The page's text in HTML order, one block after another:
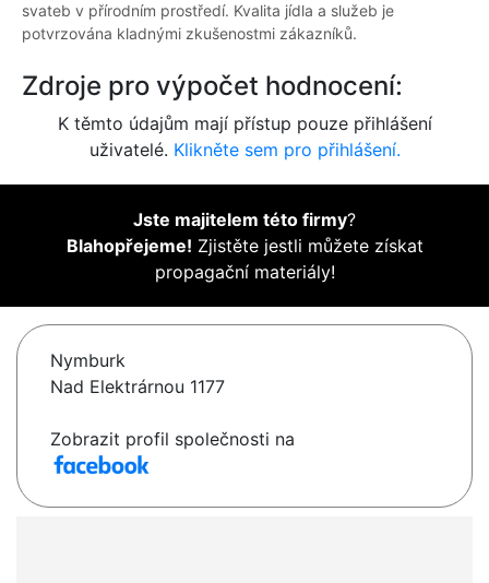
svateb v přírodním prostředí. Kvalita jídla a služeb je
potvrzována kladnými zkušenostmi zákazníků.
Zdroje pro výpočet hodnocení:
K těmto údajům mají přístup pouze přihlášení
uživatelé. Klikněte sem pro přihlášení.
Jste majitelem této firmy?
Blahopřejeme! Zjistěte jestli můžete získat
propagační materiály!
Nymburk
Nad Elektrárnou 1177
Zobrazit profil společnosti na